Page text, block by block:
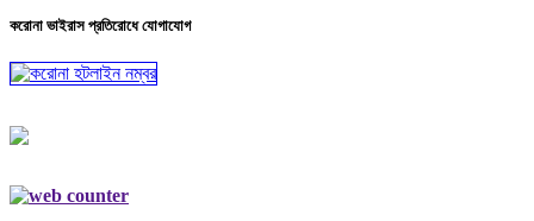
করোনা ভাইরাস প্রতিরোধে যোগাযোগ